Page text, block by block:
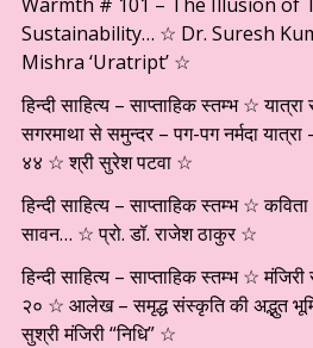
Sustainability… ☆ Dr. Suresh
Mishra ‘Uratript’ ☆
हिन्दी साहित्य – साप्ताहिक स्तम्भ ☆
सगरमाथा से समुन्दर – पग-पग नर्मदा यात्रा
४४ ☆ श्री सुरेश पटवा ☆
हिन्दी साहित्य – साप्ताहिक स्तम्भ ☆
सावन… ☆ प्रो. डॉ. राजेश ठाकुर ☆
हिन्दी साहित्य – साप्ताहिक स्तम्भ ☆ मंजिरी
२० ☆ आलेख – समृद्ध संस्कृति की अद्भुत
सुश्री मंजिरी “निधि” ☆